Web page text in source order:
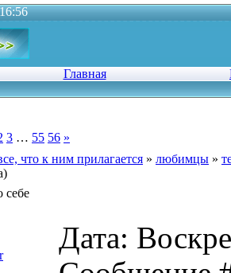
Главная
3 … 55 56 »
что к ним прилагается » любимцы »
себе
Дата: